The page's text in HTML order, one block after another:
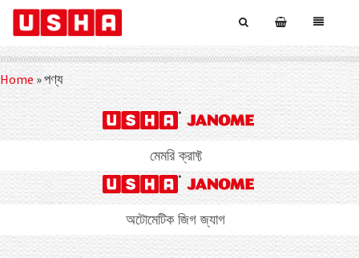
Home »পণ্য
মেমরি ক্রাফ্ট
অটোমেটিক জিগ জ্যাগ